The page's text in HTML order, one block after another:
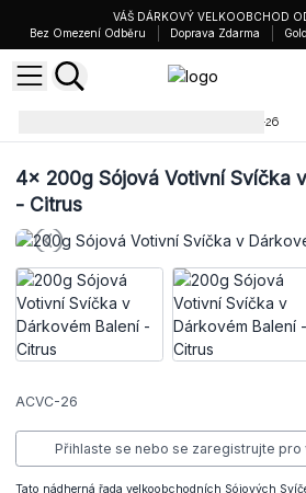
VÁŠ DÁRKOVÝ VELKOOBCHOD
Bez Omezení Odběru
Doprava Zdarma
ACVC-26
4x 200g Sójová Votivní Svíčka
- Citrus
ACVC-26
Přihlaste se nebo se zaregistrujte
Tato nádherná řada velkoobchodních Sójových